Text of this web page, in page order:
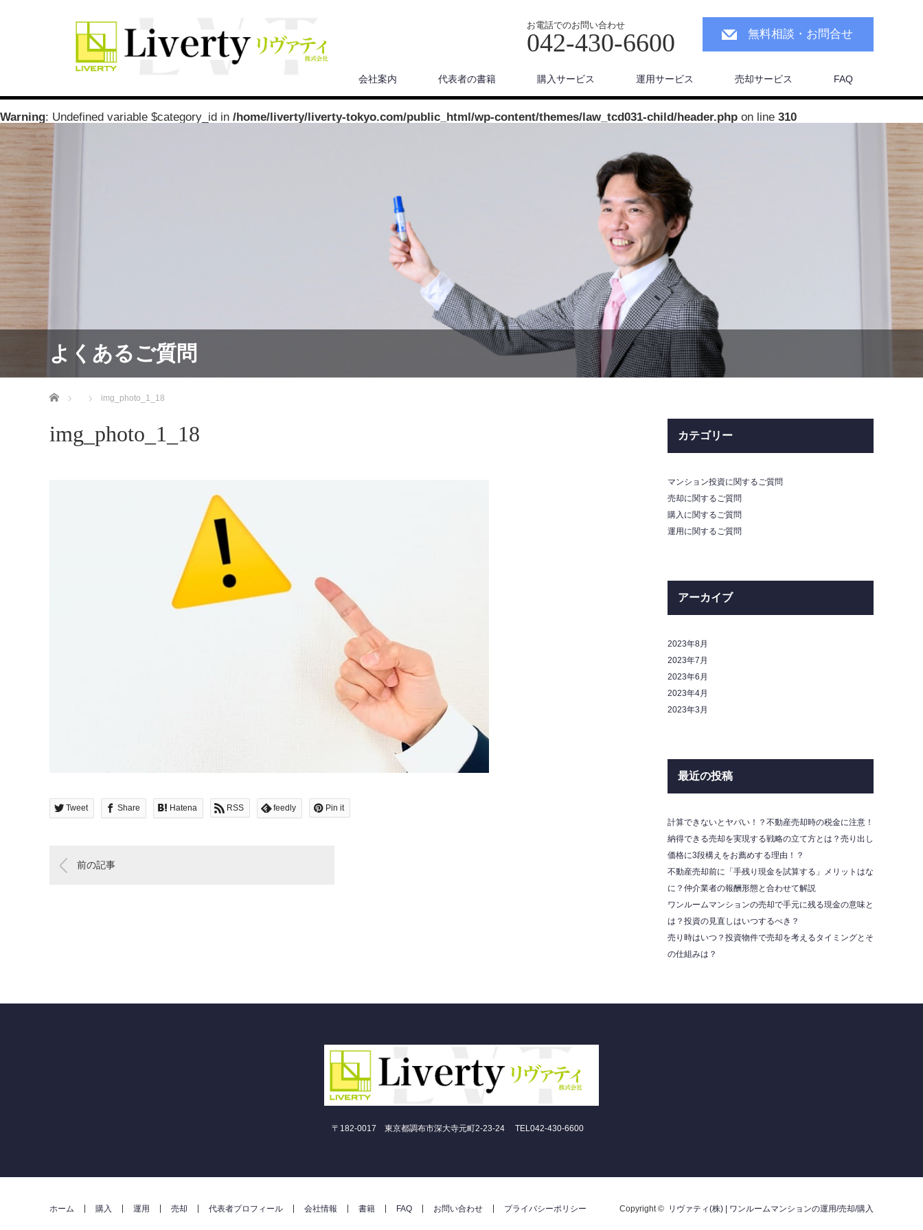
お電話でのお問い合わせ
042-430-6600 無料相談・お問合せ
会社案内 代表者の書籍 購入サービス 運用サービス 売却サービス FAQ
Warning: Undefined variable $category_id in /home/liverty/liverty-tokyo.com/public_html/wp-content/themes/law_tcd031-child/header.php on line 310
よくあるご質問
ホーム img_photo_1_18
img_photo_1_18
Tweet Share Hatena RSS feedly Pin it
前の記事
カテゴリー
マンション投資に関するご質問
売却に関するご質問
購入に関するご質問
運用に関するご質問
アーカイブ
2023年8月
2023年7月
2023年6月
2023年4月
2023年3月
最近の投稿
計算できないとヤバい！？不動産売却時の税金に注意！
納得できる売却を実現する戦略の立て方とは？売り出し
価格に3段構えをお薦めする理由！？
不動産売却前に「手残り現金を試算する」メリットはな
に？仲介業者の報酬形態と合わせて解説
ワンルームマンションの売却で手元に残る現金の意味と
は？投資の見直しはいつするべき？
売り時はいつ？投資物件で売却を考えるタイミングとそ
の仕組みは？
〒182-0017 東京都調布市深大寺元町2-23-24 TEL042-430-6600
ホーム 購入 運用 売却 代表者プロフィール 会社情報 書籍 FAQ お問い合わせ プライバシーポリシー Copyright © リヴァティ(株) | ワンルームマンションの運用/売却/購入